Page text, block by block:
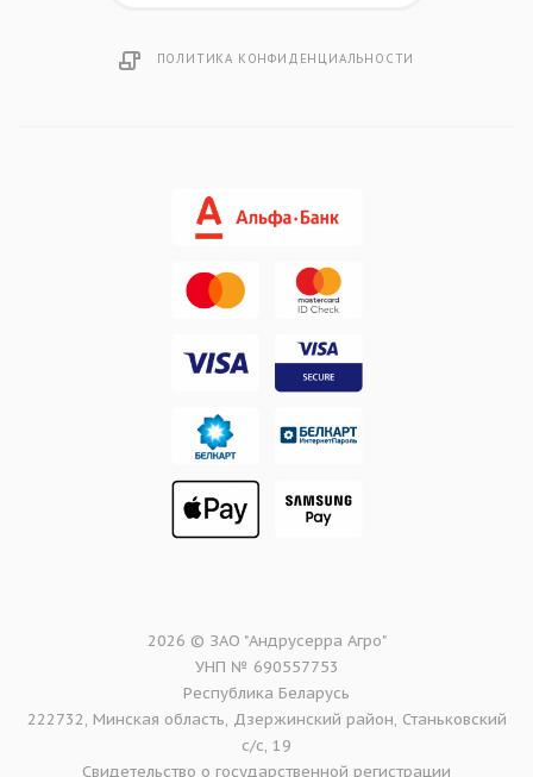
ПОЛИТИКА КОНФИДЕНЦИАЛЬНОСТИ
2026 © ЗАО "Андрусерра Агро"
УНП № 690557753
Республика Беларусь
222732, Минская область, Дзержинский район, Станьковский
с/с, 19
Свидетельство о государственной регистрации